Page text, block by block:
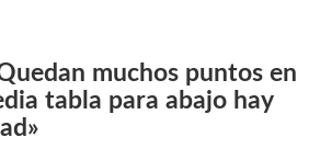
muchos puntos en
tabla para abajo hay